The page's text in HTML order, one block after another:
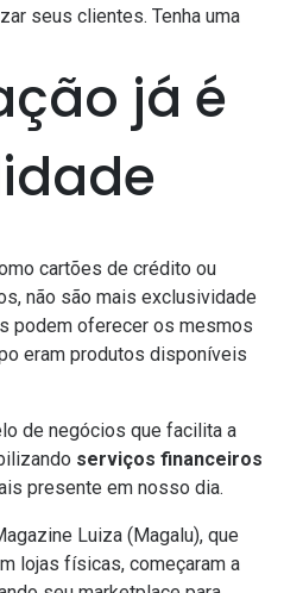
seus clientes. Tenha uma
já é
cartões de crédito ou
não são mais exclusividade
podem oferecer os mesmos
eram produtos disponíveis
de negócios que facilita a
serviços financeiros
presente em nosso dia.
Luiza (Magalu), que
lojas físicas, começaram a